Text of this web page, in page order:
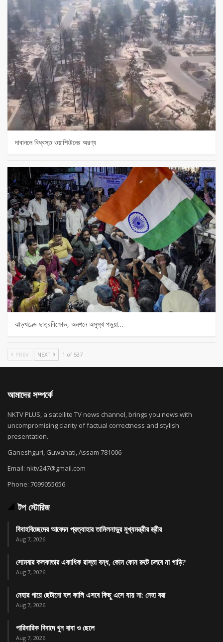
দাবানলে বিধ্বস্ত ওয়াশিংটনের অরণ্য
ঝাড়খণ্ডে ছাত্রবিক্ষোভ, অনশনে অসুস্থ পড়ুয়া…
PREV NEXT 1 of 537
আমাদের সম্পর্কে
NKTV PLUS, a satellite TV news channel, brings you news with
uncompromising clarity of factual correctness and stylish
presentation.
Ganeshguri, Guwahati, Assam 781006
Email: nktv247@gmail.com
Phone: 7099055656
টপ স্টোরিজ
বিবাহবিচ্ছেদের আবেদন প্রত্যাহার তামিলনাড়ুর মুখ্যমন্ত্রীর স্ত্রীর
Aug 7, 2026
সোমবার কলকাতার একাধিক রাস্তা বন্ধ, কোন কোন রুটে চলবে না গাড়ি?
Aug 7, 2026
নেহার গায়ে ছেটানো হল কালি এসবে কিছু এসে যায় না: নেহা বরা
Aug 7, 2026
পারিবারিক বিবাদে খুন বাবা ও ছেলে
Aug 7, 2026